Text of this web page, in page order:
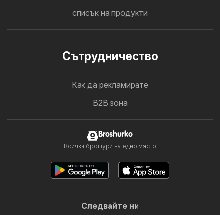
списък на продукти
Cътрудничество
Как да рекламирате
B2B зона
Broshurko
Всички брошури на едно място
Следвайте ни